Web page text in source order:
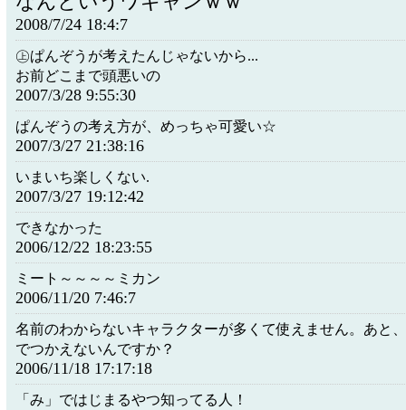
2008/7/24 18:4:7
㊤ぱんぞうが考えたんじゃないから...
お前どこまで頭悪いの
2007/3/28 9:55:30
ぱんぞうの考え方が、めっちゃ可愛い☆
2007/3/27 21:38:16
いまいち楽しくない.
2007/3/27 19:12:42
できなかった
2006/12/22 18:23:55
ミート～～～～ミカン
2006/11/20 7:46:7
名前のわからないキャラクターが多くて使えません。あと
でつかえないんですか？
2006/11/18 17:17:18
「み」ではじまるやつ知ってる人！